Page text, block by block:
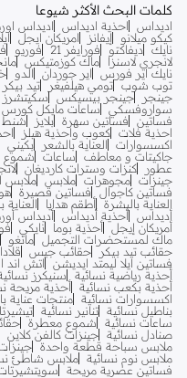
كلمات البحث الأكثر شيوعا
اديداس احذية اديداس اديداس
كيكو ميلانو
إيفانز امريكان ايجل
نايك ديفاكتو فورايفر 21 فوريو
لانجري لاسنزا
ماك كوزمتيكس
نايك اير فورس
اير جوردان الدو
توب شوب تومي هيلفيغر تيد بيكر
جينجر
جينجر بيسيكس سكيتشرز
سواروفسكي
ساعات مايكل كورس
فساتين
فساتين سهرة بلايز شنط
احذية فلات كعوب واحذية هيلز
اكسسوارات
العناية بالشعر بكيني
جاكيتات و معاطف
ساعات شموع
عطور
كنزات وسترات كارديغان
جينزات مجوهرات ملابس ملابس
فساتين كاجوال
فساتين قصيرة
العناية بالبشرة أطقم هدايا العناية
أديداس أحذية أديداس أديداس
أمريكان إيجل أحذية بوما نايكي
ماك لمستحضرات التجميل مانغو
حقائب تيد بيكر
حقائب جيس
فساتين ايلا ليمتد ايديشن
اتش اند
أحذية رياضية نسائية
سنيكرز
أحذية بكعب نسائية أحذية مريحة
اكسسوارات نسائية منتجات عناية
بناطيل نسائية تنانير نسائية
ساعات نسائية
شموع معطرة
صنادل نسائية جينزات كالفن كلاين
ملابس سباحة قطعة واحدة
ملابس نوم نسائية ملابس شاطئ
فساتين عصرية مريحة